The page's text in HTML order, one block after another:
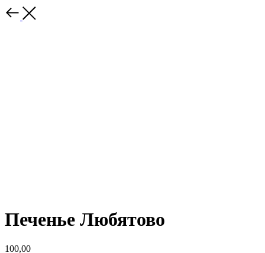
Печенье Любятово
100,00